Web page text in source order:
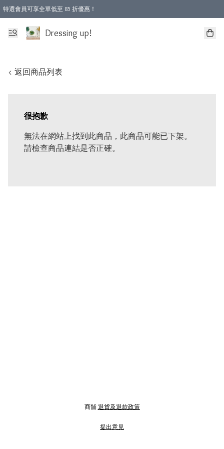
特選會員可享全單低至 85 折優惠！
Dressing up!
< 返回商品列表
很抱歉
無法在網站上找到此商品，此商品可能已下架。
請檢查商品連結是否正確。
商舖 退貨及退款政策
提出意見